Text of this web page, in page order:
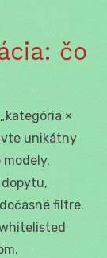
čo
×
unikátny
filtre.